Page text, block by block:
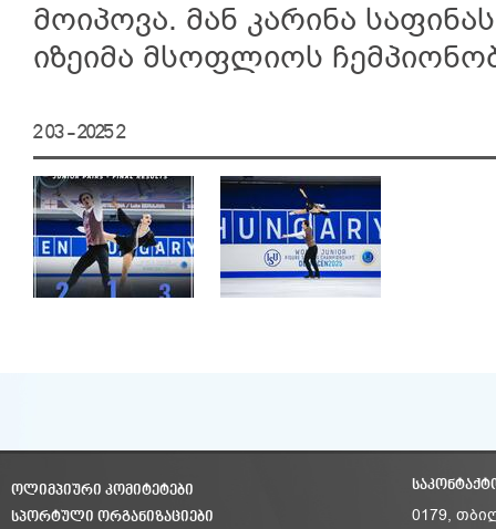
მოიპოვა. მან კარინა
იზეიმა მსოფლიოს
2 03 - 2025 2
ᲝᲚᲘᲛᲞᲘᲣᲠᲘ ᲙᲝᲛᲘᲢᲔᲢᲔᲑᲘ
ᲡᲞᲝᲠᲢᲣᲚᲘ ᲝᲠᲒᲐᲜᲘᲖᲐᲪᲘᲔᲑᲘ
0179,